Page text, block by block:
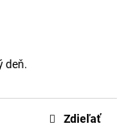
deň.
Zdieľať